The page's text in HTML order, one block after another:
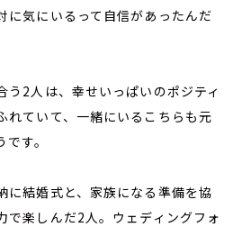
に気にいるって自信があったんだ
う2人は、幸せいっぱいのポジティ
れていて、一緒にいるこちらも元
す。
に結婚式と、家族になる準備を協
で楽しんだ2人。ウェディングフォ